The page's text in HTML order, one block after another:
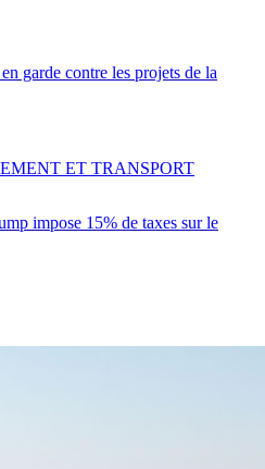
garde contre les projets de la
impose 15% de taxes sur le
ET TRANSPORT